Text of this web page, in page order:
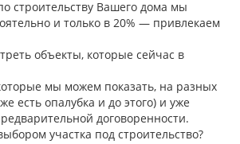
строительству Вашего дома мы
и только в 20% — привлекаем
объекты, которые сейчас в
мы можем показать, на разных
есть опалубка и до этого) и уже
договоренности.
участка под строительство?